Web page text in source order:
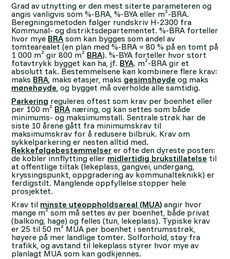
Grad av utnytting er den mest siterte parameteren og
angis vanligvis som %-BRA, %-BYA eller m²-BRA.
Beregningsmetoden følger rundskriv H-2300 fra
Kommunal- og distriktsdepartementet. %-BRA forteller
hvor mye BRAsom kan bygges som andel av
tomtearealet (en plan med %-BRA = 80 % på en tomt på
1 000 m² gir 800 m² BRA). %-BYA forteller hvor stort
fotavtrykk bygget kan ha, jf. BYA. m²-BRA gir et
absolutt tak. Bestemmelsene kan kombinere flere krav:
maks BRA, maks etasjer, maks gesimshøyde og maks
mønehøyde, og bygget må overholde alle samtidig.
Parkering reguleres oftest som krav per boenhet eller
per 100 m² BRAnæring, og kan settes som både
minimums- og maksimumstall. Sentrale strøk har de
siste 10 årene gått fra minimumskrav til
maksimumskrav for å redusere bilbruk. Krav om
sykkelparkering er nesten alltid med.
Rekkefølgebestemmelser er ofte den dyreste posten:
de kobler innflytting eller midlertidig brukstillatelse til
at offentlige tiltak (lekeplass, gangvei, undergang,
kryssingspunkt, oppgradering av kommunalteknikk) er
ferdigstilt. Manglende oppfyllelse stopper hele
prosjektet.
Krav til minste uteoppholdsareal (MUA) angir hvor
mange m² som må settes av per boenhet, både privat
(balkong, hage) og felles (tun, lekeplass). Typiske krav
er 25 til 50 m² MUA per boenhet i sentrumsstrøk,
høyere på mer landlige tomter. Solforhold, støy fra
trafikk, og avstand til lekeplass styrer hvor mye av
planlagt MUA som kan godkjennes.